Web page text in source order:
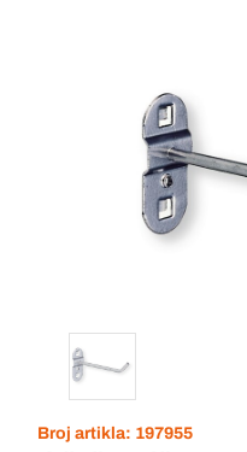
Broj artikla: 197955